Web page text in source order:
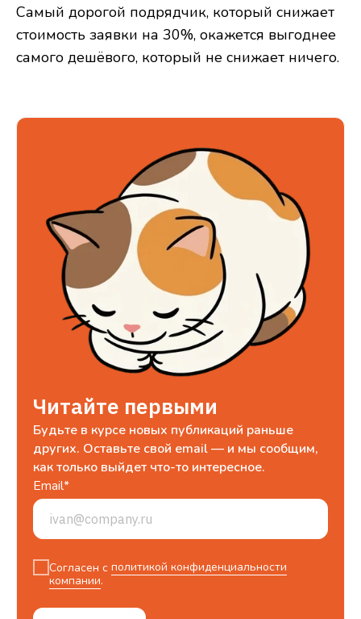
Самый дорогой подрядчик, который снижает
стоимость заявки на 30%, окажется выгоднее
самого дешёвого, который не снижает ничего.
Читайте первыми
Будьте в курсе новых публикаций раньше
других. Оставьте свой email — и мы сообщим,
как только выйдет что-то интересное.
Email*
Согласен с политикой конфиденциальности
компании.